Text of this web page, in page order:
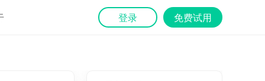
登录 免费试用